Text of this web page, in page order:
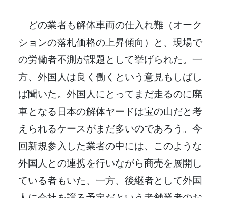
どの業者も解体車両の仕入れ難（オーク
ションの落札価格の上昇傾向）と、現場で
の労働者不測が課題として挙げられた。一
方、外国人は良く働くという意見もしばし
ば聞いた。外国人にとってまだ走るのに廃
車となる日本の解体ヤードは宝の山だと考
えられるケースがまだ多いのであろう。今
回新規参入した業者の中には、このような
外国人との連携を行いながら商売を展開し
ている者もいた、一方、後継者として外国